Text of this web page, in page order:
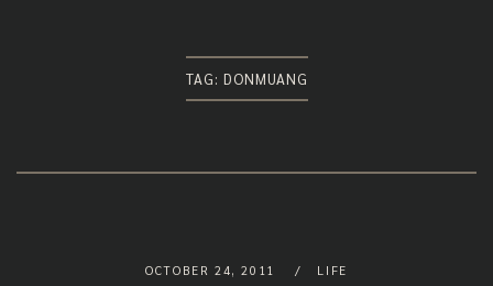
TAG: DONMUANG
OCTOBER 24, 2011 LIFE